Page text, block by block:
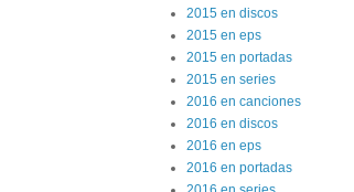
2015 en discos
2015 en eps
2015 en portadas
2015 en series
2016 en canciones
2016 en discos
2016 en eps
2016 en portadas